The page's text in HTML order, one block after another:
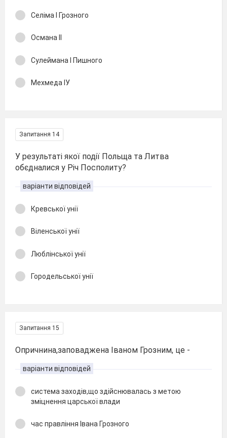
Селіма І Грозного
Османа ІІ
Сулеймана І Пишного
Мехмеда ІУ
Запитання 14
У результаті якої події Польща та Литва
обєдналися у Річ Посполиту?
варіанти відповідей
Кревської унії
Віленської унії
Люблінської унії
Городельської унії
Запитання 15
Опричнина,заповаджена Іваном Грозним, це -
варіанти відповідей
система заходів,що здійснювалась з метою
зміцнення царської влади
час правління Івана Грозного